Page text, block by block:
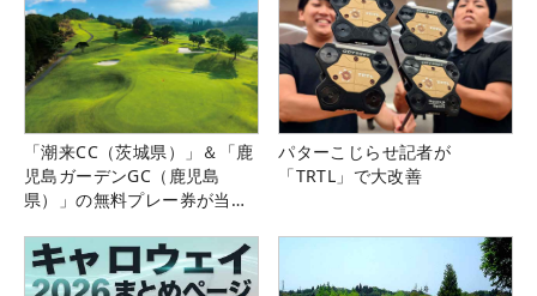
「潮来CC（茨城県）」＆「鹿
児島ガーデンGC（鹿児島
県）」の無料プレー券が当た
パターこじらせ記者が
「TRTL」で大改善